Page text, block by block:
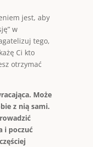
jest, aby
w
tego,
Ci kto
otrzymać
Może
z nią sami.
i poczuć